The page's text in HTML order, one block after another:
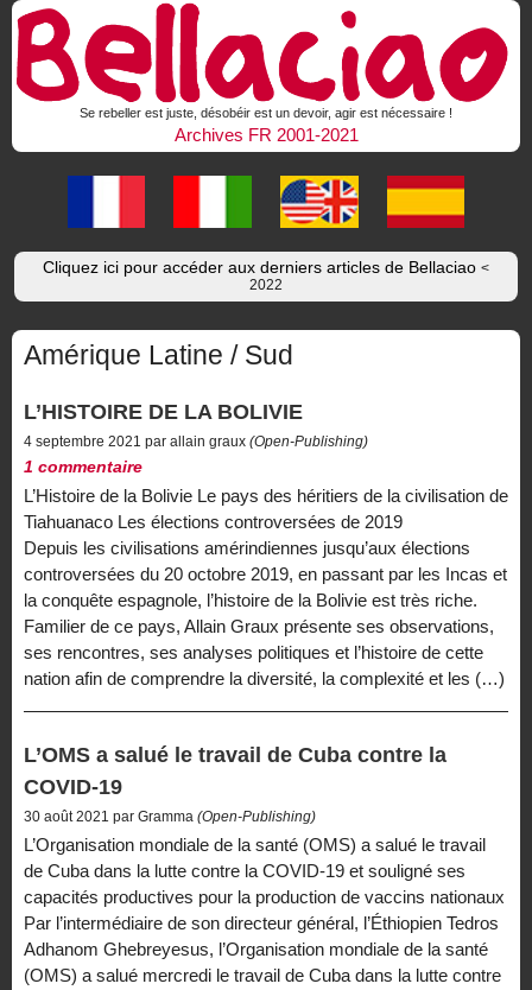
Se rebeller est juste, désobéir est un devoir, agir est nécessaire !
Archives FR 2001-2021
Cliquez ici pour accéder aux derniers articles de Bellaciao <
2022
Amérique Latine / Sud
L’HISTOIRE DE LA BOLIVIE
4 septembre 2021 par allain graux (Open-Publishing)
1 commentaire
L’Histoire de la Bolivie Le pays des héritiers de la civilisation de
Tiahuanaco Les élections controversées de 2019
Depuis les civilisations amérindiennes jusqu’aux élections
controversées du 20 octobre 2019, en passant par les Incas et
la conquête espagnole, l’histoire de la Bolivie est très riche.
Familier de ce pays, Allain Graux présente ses observations,
ses rencontres, ses analyses politiques et l’histoire de cette
nation afin de comprendre la diversité, la complexité et les (…)
L’OMS a salué le travail de Cuba contre la
COVID-19
30 août 2021 par Gramma (Open-Publishing)
L’Organisation mondiale de la santé (OMS) a salué le travail
de Cuba dans la lutte contre la COVID-19 et souligné ses
capacités productives pour la production de vaccins nationaux
Par l’intermédiaire de son directeur général, l’Éthiopien Tedros
Adhanom Ghebreyesus, l’Organisation mondiale de la santé
(OMS) a salué mercredi le travail de Cuba dans la lutte contre